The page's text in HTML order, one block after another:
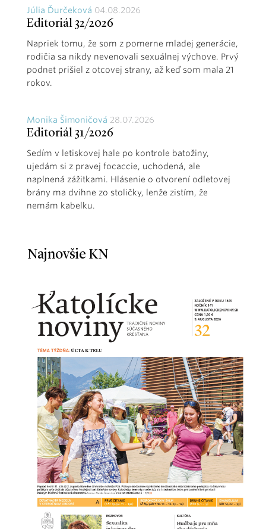
Júlia Ďurčeková 04.08.2026
Editoriál 32/2026
Napriek tomu, že som z pomerne mladej generácie,
rodičia sa nikdy nevenovali sexuálnej výchove. Prvý
podnet prišiel z otcovej strany, až keď som mala 21
rokov.
Monika Šimoničová 28.07.2026
Editoriál 31/2026
Sedím v letiskovej hale po kontrole batožiny,
ujedám si z pravej focaccie, uchodená, ale
naplnená zážitkami. Hlásenie o otvorení odletovej
brány ma dvihne zo stoličky, lenže zistím, že
nemám kabelku.
Najnovšie KN